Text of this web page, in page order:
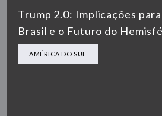
Trump 2.0: Implicações
Brasil e o Futuro do
AMÉRICA DO SUL